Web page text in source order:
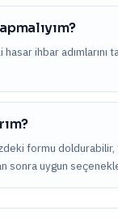
ihbar
formu
sonra uygun